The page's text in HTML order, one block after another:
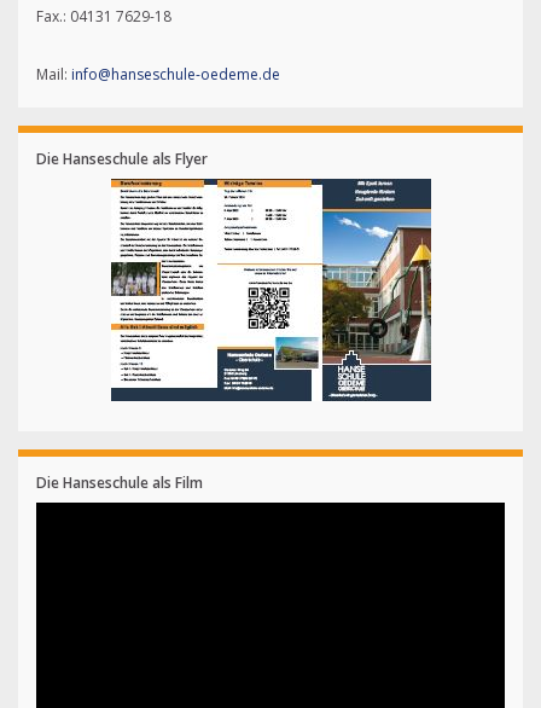
Fax.: 04131 7629-18
Mail: info@hanseschule-oedeme.de
Die Hanseschule als Flyer
Die Hanseschule als Film